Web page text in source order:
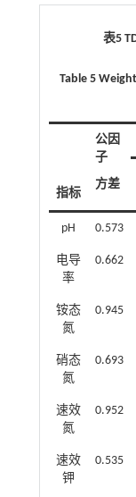
表5
Table 5
指标
公因
子
方差
pH 0.573
电导
率
0.662
铵态
氮
0.945
硝态
氮
0.693
速效
氮
0.952
速效
钾
0.535